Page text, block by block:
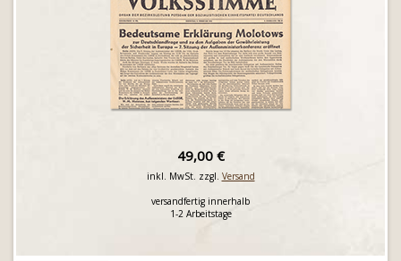
49,00 €
inkl. MwSt. zzgl. Versand
versandfertig innerhalb
1-2 Arbeitstage